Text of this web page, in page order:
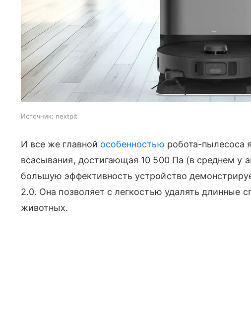
Источник: nextpit
И все же главной особенностью робота-пылесоса
всасывания, достигающая 10 500 Па (в среднем у
большую эффективность устройство
2.0. Она позволяет с легкостью удалять длинные
животных.